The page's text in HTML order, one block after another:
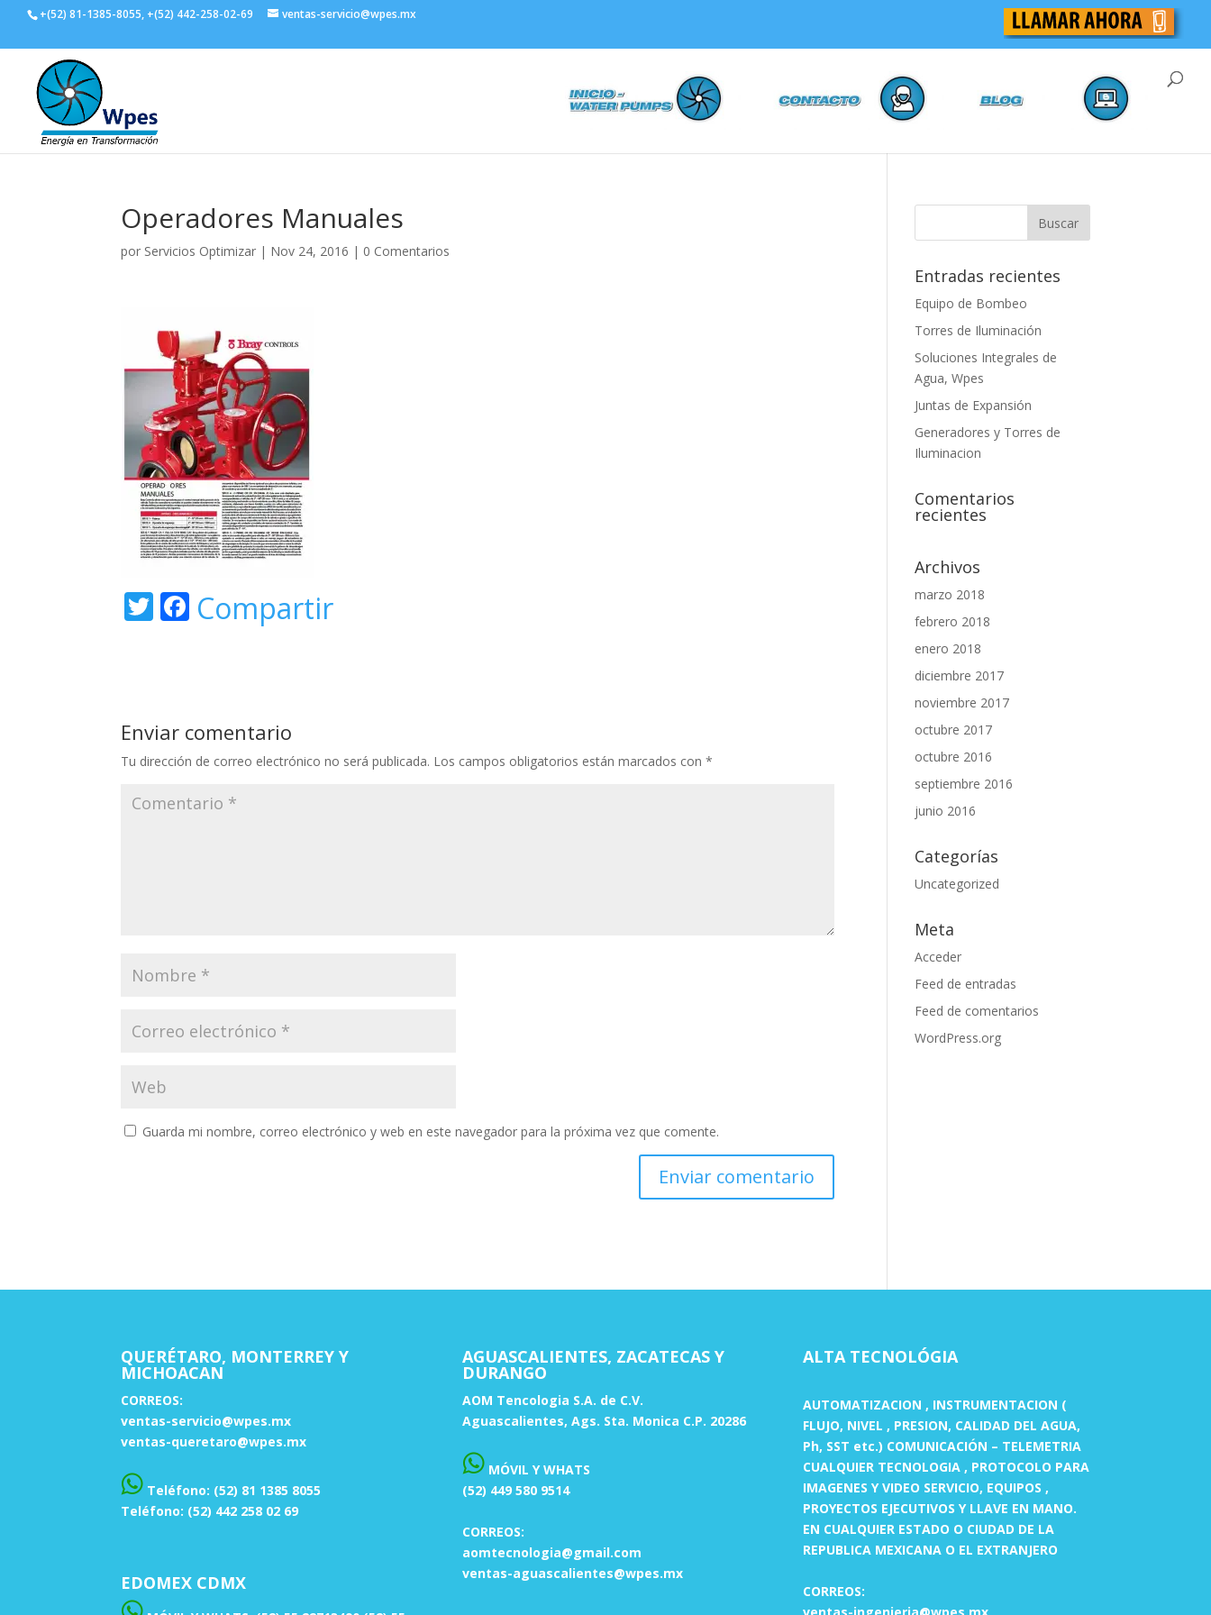
+(52) 81-1385-8055, +(52) 442-258-02-69 ventas-servicio@wpes.mx
Operadores Manuales
por Servicios Optimizar | Nov 24, 2016 | 0 Comentarios
T F
o
o
k
Compartir
Enviar comentario
Tu dirección de correo electrónico no será publicada. Los campos obligatorios están marcados con*
Guarda mi nombre, correo electrónico y web en este navegador para la próxima vez que comente.
Entradas recientes
Equipo de Bombeo
Torres de Iluminación
Soluciones Integrales de
Agua, Wpes
Juntas de Expansión
Generadores y Torres de
Iluminacion
Comentarios
recientes
Archivos
marzo 2018
febrero 2018
enero 2018
diciembre 2017
noviembre 2017
octubre 2017
octubre 2016
septiembre 2016
junio 2016
Categorías
Uncategorized
Meta
Acceder
Feed de entradas
Feed de comentarios
WordPress.org
QUERÉTARO, MONTERREY Y
MICHOACAN
CORREOS:
ventas-servicio@wpes.mx
ventas-queretaro@wpes.mx
Teléfono: (52) 81 1385 8055
Teléfono: (52) 442 258 02 69
EDOMEX CDMX
AGUASCALIENTES, ZACATECAS Y
DURANGO
AOM Tencologia S.A. de C.V.
Aguascalientes, Ags. Sta. Monica C.P. 20286
MÓVIL Y WHATS
(52) 449 580 9514
CORREOS:
aomtecnologia@gmail.com
ventas-aguascalientes@wpes.mx
ALTA TECNOLÓGIA
AUTOMATIZACION , INSTRUMENTACION (
FLUJO, NIVEL , PRESION, CALIDAD DEL AGUA,
Ph, SST etc.) COMUNICACIÓN – TELEMETRIA
CUALQUIER TECNOLOGIA , PROTOCOLO PARA
IMAGENES Y VIDEO SERVICIO, EQUIPOS ,
PROYECTOS EJECUTIVOS Y LLAVE EN MANO.
EN CUALQUIER ESTADO O CIUDAD DE LA
REPUBLICA MEXICANA O EL EXTRANJERO
CORREOS:
ventas-ingenieria@wpes.mx